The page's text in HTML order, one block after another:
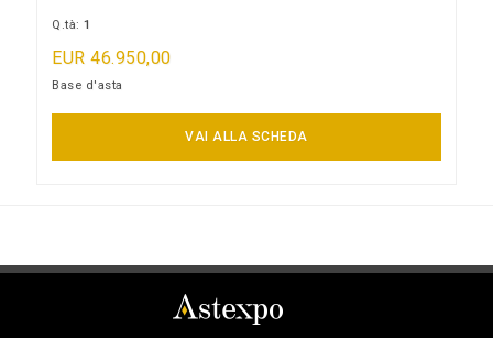
Q.tà:1
EUR 46.950,00
Base d'asta
VAI ALLA SCHEDA